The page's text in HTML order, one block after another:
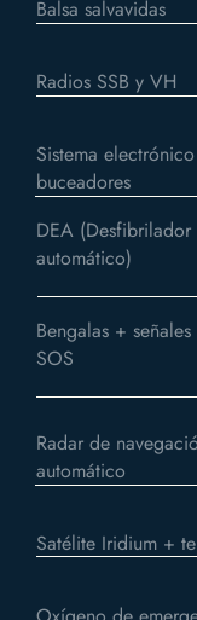
Balsa salvavidas
Radios SSB y VH
Sistema
buceadores
DEA (Desfibrilador
automático)
Bengalas +
SOS
Radar de
automático
Satélite Iridium +